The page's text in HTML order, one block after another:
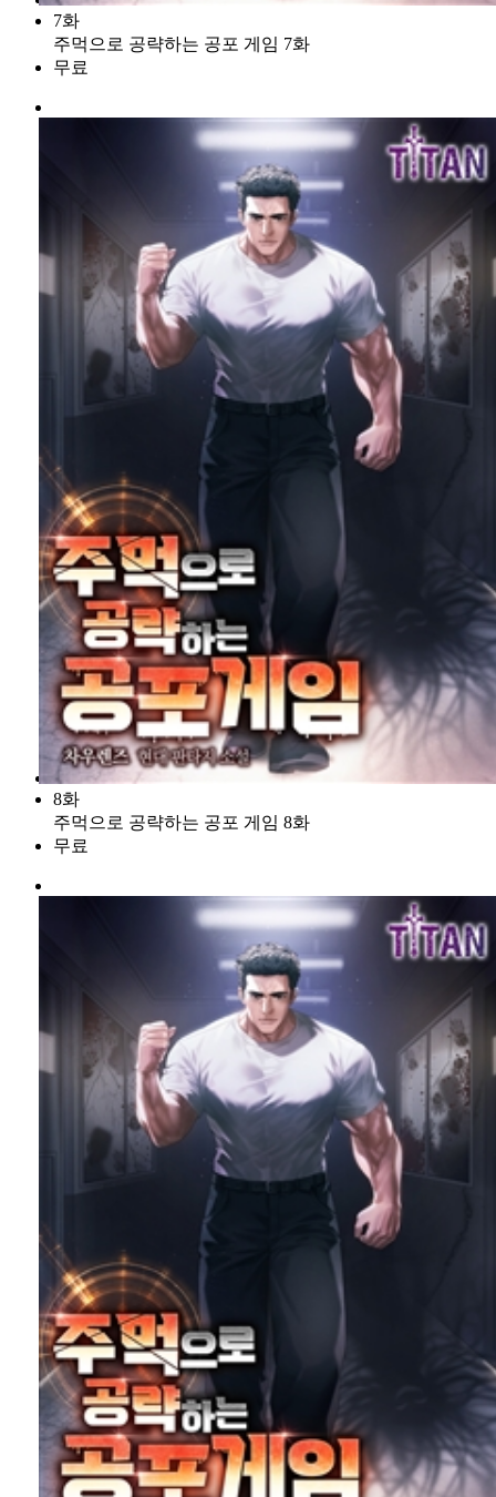
7화
주먹으로 공략하는 공포 게임 7화
무료
8화
주먹으로 공략하는 공포 게임 8화
무료